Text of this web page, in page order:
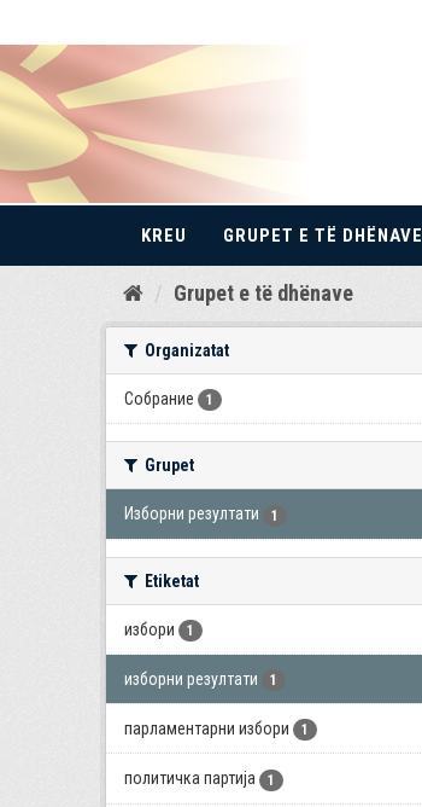
Kalo
KREU GRUPET E TË DHËNAVE
Grupet e të dhënave
Organizatat
Собрание 1
Grupet
Изборни резултати 1
Etiketat
избори 1
изборни резултати 1
парламентарни избори 1
политичка партија 1